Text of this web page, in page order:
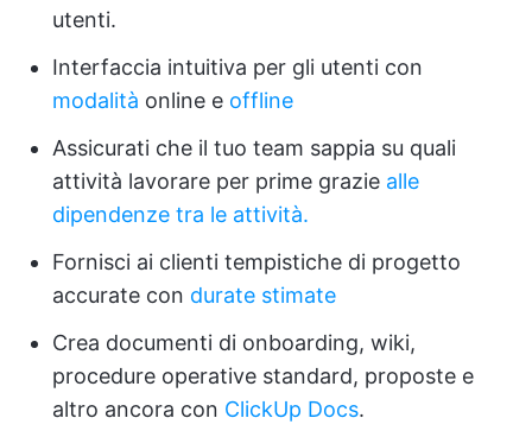
utenti.
Interfaccia intuitiva per gli utenti con
modalità online e offline
Assicurati che il tuo team sappia su quali
attività lavorare per prime grazie alle
dipendenze tra le attività.
Fornisci ai clienti tempistiche di progetto
accurate con durate stimate
Crea documenti di onboarding, wiki,
procedure operative standard, proposte e
altro ancora con ClickUp Docs.